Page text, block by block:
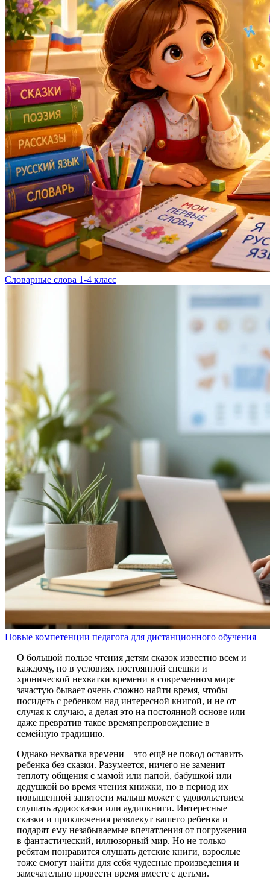
Словарные слова 1-4 класс
Новые компетенции педагога для дистанционного обучения
О большой пользе чтения детям сказок известно всем и
каждому, но в условиях постоянной спешки и
хронической нехватки времени в современном мире
зачастую бывает очень сложно найти время, чтобы
посидеть с ребенком над интересной книгой, и не от
случая к случаю, а делая это на постоянной основе или
даже превратив такое времяпрепровождение в
семейную традицию.
Однако нехватка времени – это ещё не повод оставить
ребенка без сказки. Разумеется, ничего не заменит
теплоту общения с мамой или папой, бабушкой или
дедушкой во время чтения книжки, но в период их
повышенной занятости малыш может с удовольствием
слушать аудиосказки или аудиокниги. Интересные
сказки и приключения развлекут вашего ребенка и
подарят ему незабываемые впечатления от погружения
в фантастический, иллюзорный мир. Но не только
ребятам понравится слушать детские книги, взрослые
тоже смогут найти для себя чудесные произведения и
замечательно провести время вместе с детьми.